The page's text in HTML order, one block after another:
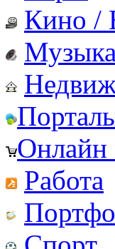
Кино /
Музыка
Онлайн
Работа